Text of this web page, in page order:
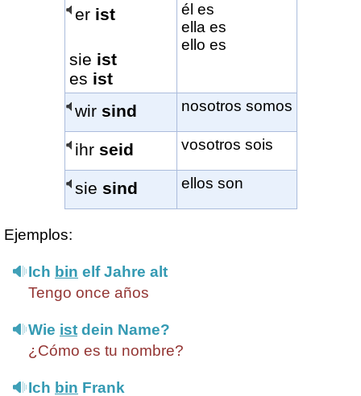
er ist
sie ist
es ist
él es
ella es
ello es
wir sind nosotros somos
ihr seid vosotros sois
sie sind ellos son
Ejemplos:
Ich bin elf Jahre alt
Tengo once años
Wie ist dein Name?
¿Cómo es tu nombre?
Ich bin Frank